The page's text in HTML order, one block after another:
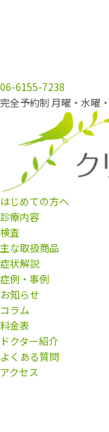
06-6155-7238
完全予約制 月曜・水曜
はじめての方へ
診療内容
検査
主な取扱商品
症状解説
症例・事例
お知らせ
コラム
料金表
ドクター紹介
よくある質問
アクセス